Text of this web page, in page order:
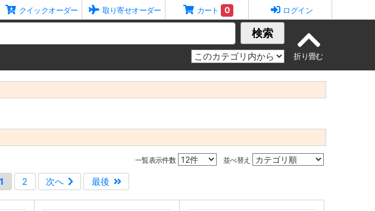
クイックオーダー 取り寄せオーダー カート 0 ログイン
検索
一覧表示件数 並べ替え
1 2 次へ 最後